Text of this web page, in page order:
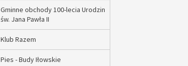
Gminne obchody 100-lecia Urodzin
św. Jana Pawła II
Klub Razem
Pies - Budy Iłowskie